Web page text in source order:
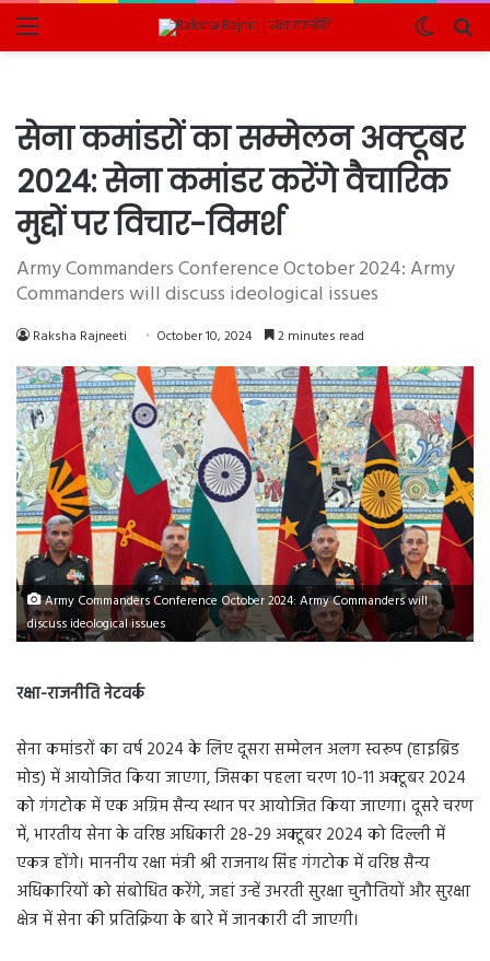
Menu
Switch
skin
सेना कमांडरों का सम्मेलन अक्टूबर
2024: सेना कमांडर करेंगे वैचारिक
मुद्दों पर विचार-विमर्श
Army Commanders Conference October 2024: Army
Commanders will discuss ideological issues
Raksha Rajneeti October 10, 2024 2 minutes read
Army Commanders Conference October 2024: Army Commanders will
discuss ideological issues
रक्षा-राजनीति नेटवर्क
सेना कमांडरों का वर्ष 2024 के लिए दूसरा सम्मेलन अलग स्वरूप (हाइब्रिड
मोड) में आयोजित किया जाएगा, जिसका पहला चरण 10-11 अक्टूबर 2024
को गंगटोक में एक अग्रिम सैन्य स्थान पर आयोजित किया जाएगा। दूसरे चरण
में, भारतीय सेना के वरिष्ठ अधिकारी 28-29 अक्टूबर 2024 को दिल्ली में
एकत्र होंगे। माननीय रक्षा मंत्री श्री राजनाथ सिंह गंगटोक में वरिष्ठ सैन्य
अधिकारियों को संबोधित करेंगे, जहां उन्हें उभरती सुरक्षा चुनौतियों और सुरक्षा
क्षेत्र में सेना की प्रतिक्रिया के बारे में जानकारी दी जाएगी।